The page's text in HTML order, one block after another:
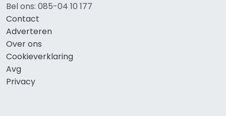
Bel ons: 085-04 10 177
Contact
Adverteren
Over ons
Cookieverklaring
Avg
Privacy